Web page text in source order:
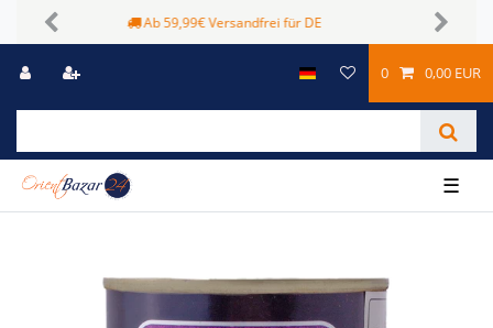
Sichere Zahlungsmöglichkeiten
Previous Next
0 0,00 EUR
☰